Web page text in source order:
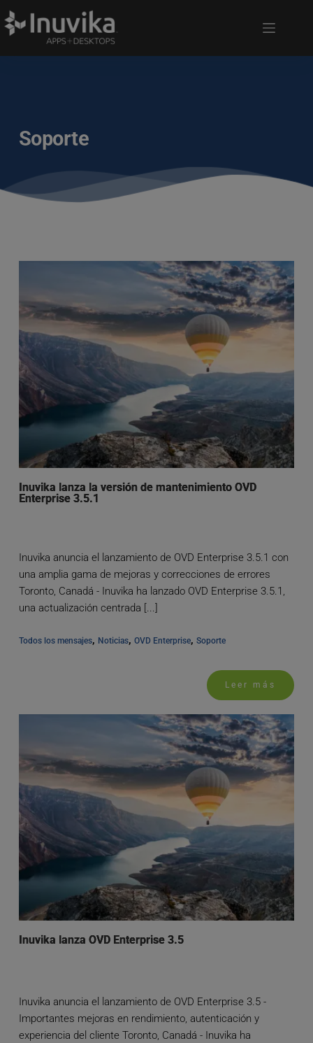
Soporte
Inuvika lanza la versión de mantenimiento OVD
Enterprise 3.5.1
Inuvika anuncia el lanzamiento de OVD Enterprise 3.5.1 con
una amplia gama de mejoras y correcciones de errores
Toronto, Canadá - Inuvika ha lanzado OVD Enterprise 3.5.1,
una actualización centrada [...]
Todos los mensajes, Noticias, OVD Enterprise, Soporte
Leer más
Inuvika lanza OVD Enterprise 3.5
Inuvika anuncia el lanzamiento de OVD Enterprise 3.5 -
Importantes mejoras en rendimiento, autenticación y
experiencia del cliente Toronto, Canadá - Inuvika ha